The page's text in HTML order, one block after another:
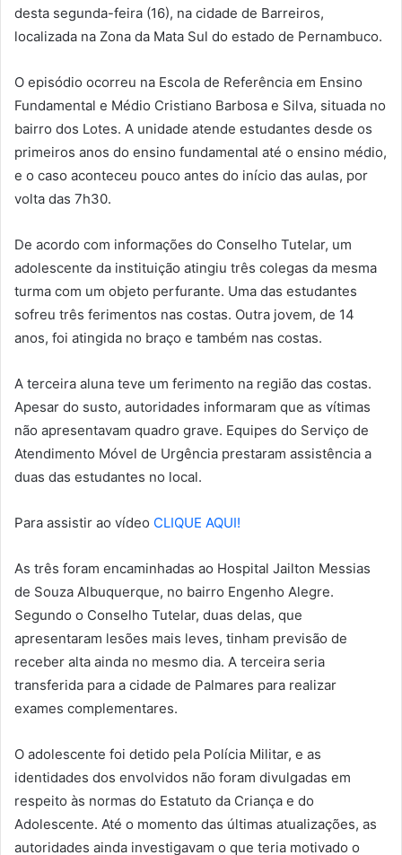
desta segunda-feira (16), na cidade de Barreiros,
localizada na Zona da Mata Sul do estado de Pernambuco.
O episódio ocorreu na Escola de Referência em Ensino
Fundamental e Médio Cristiano Barbosa e Silva, situada no
bairro dos Lotes. A unidade atende estudantes desde os
primeiros anos do ensino fundamental até o ensino médio,
e o caso aconteceu pouco antes do início das aulas, por
volta das 7h30.
De acordo com informações do Conselho Tutelar, um
adolescente da instituição atingiu três colegas da mesma
turma com um objeto perfurante. Uma das estudantes
sofreu três ferimentos nas costas. Outra jovem, de 14
anos, foi atingida no braço e também nas costas.
A terceira aluna teve um ferimento na região das costas.
Apesar do susto, autoridades informaram que as vítimas
não apresentavam quadro grave. Equipes do Serviço de
Atendimento Móvel de Urgência prestaram assistência a
duas das estudantes no local.
Para assistir ao vídeo CLIQUE AQUI!
As três foram encaminhadas ao Hospital Jailton Messias
de Souza Albuquerque, no bairro Engenho Alegre.
Segundo o Conselho Tutelar, duas delas, que
apresentaram lesões mais leves, tinham previsão de
receber alta ainda no mesmo dia. A terceira seria
transferida para a cidade de Palmares para realizar
exames complementares.
O adolescente foi detido pela Polícia Militar, e as
identidades dos envolvidos não foram divulgadas em
respeito às normas do Estatuto da Criança e do
Adolescente. Até o momento das últimas atualizações, as
autoridades ainda investigavam o que teria motivado o